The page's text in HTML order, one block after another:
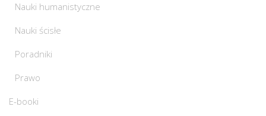
Nauki humanistyczne
Nauki ścisłe
Poradniki
Prawo
E-booki